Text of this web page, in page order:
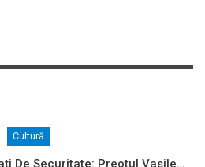
Cultură
De Securitate: Preotul Vasile…